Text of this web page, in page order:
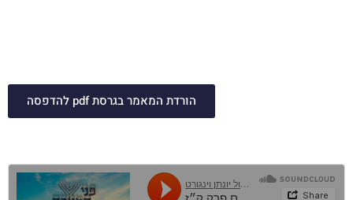
הורדת המאמר בגרסת pdf להדפסה